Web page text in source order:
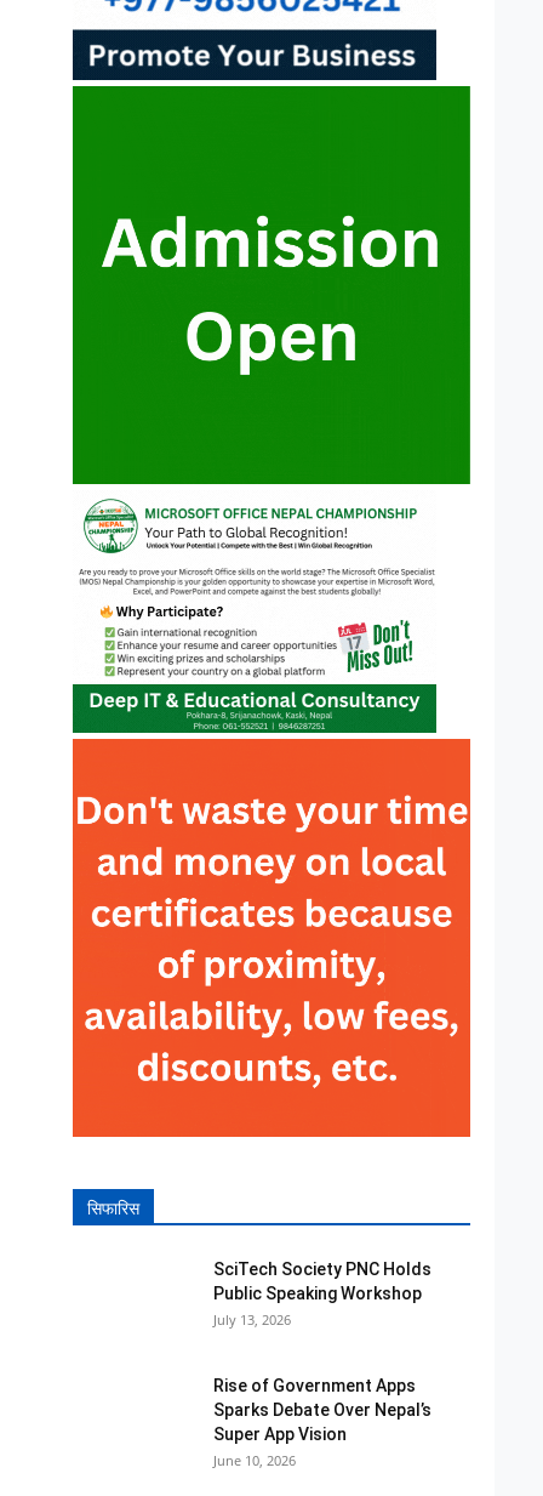
सिफारिस
SciTech Society PNC Holds
Public Speaking Workshop
July 13, 2026
Rise of Government Apps
Sparks Debate Over Nepal’s
Super App Vision
June 10, 2026